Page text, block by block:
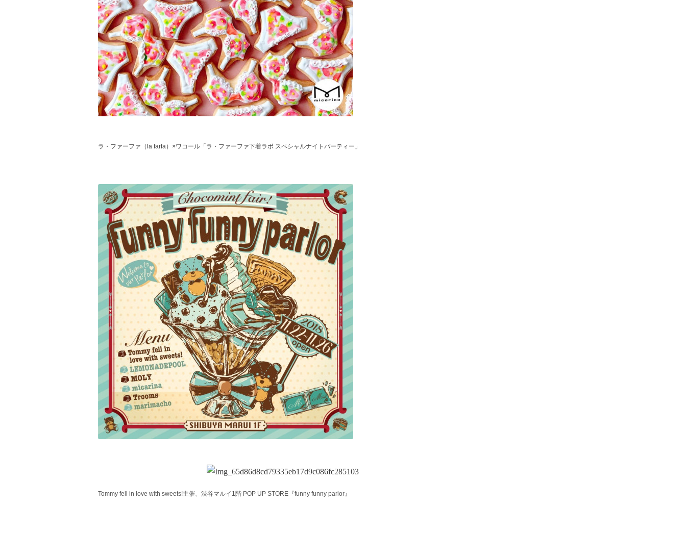
ラ・ファーファ（la farfa）×ワコール「ラ・ファーファ下着ラボ スペシャルナイトパーティー」
Tommy fell in love with sweets!主催、渋谷マルイ1階 POP UP STORE『funny funny parlor』